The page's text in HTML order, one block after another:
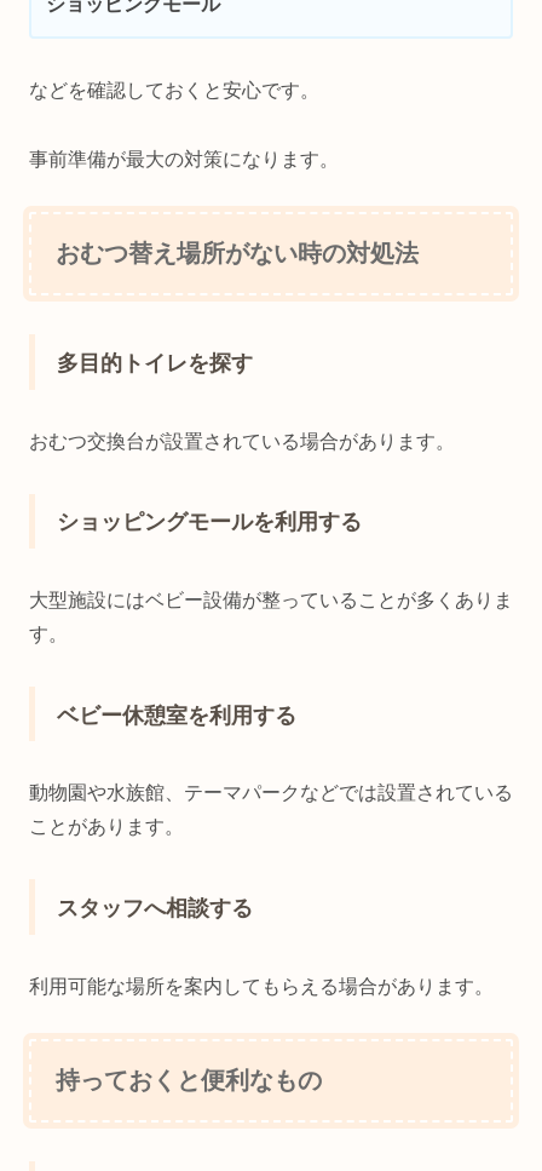
ショッピングモール
などを確認しておくと安心です。
事前準備が最大の対策になります。
おむつ替え場所がない時の対処法
多目的トイレを探す
おむつ交換台が設置されている場合があります。
ショッピングモールを利用する
大型施設にはベビー設備が整っていることが多くありま
す。
ベビー休憩室を利用する
動物園や水族館、テーマパークなどでは設置されている
ことがあります。
スタッフへ相談する
利用可能な場所を案内してもらえる場合があります。
持っておくと便利なもの